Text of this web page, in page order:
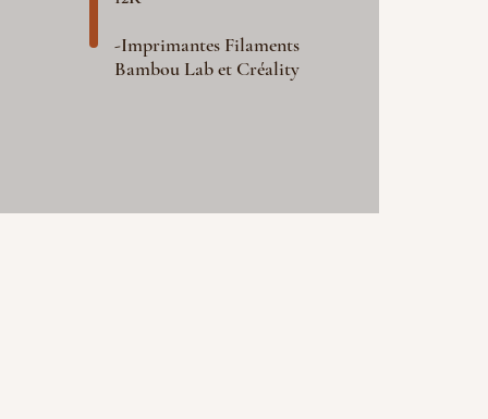
-Imprimantes Filaments
Bambou Lab et Créality